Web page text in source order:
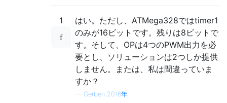
1
はい。ただし、ATMega328ではtimer1
のみが16ビットです。残りは8ビットで
す。そして、OPは4つのPWM出力を必
要とし、ソリューションは2つしか提供
しません。または、私は間違っていま
すか？
— Gerben 2016年